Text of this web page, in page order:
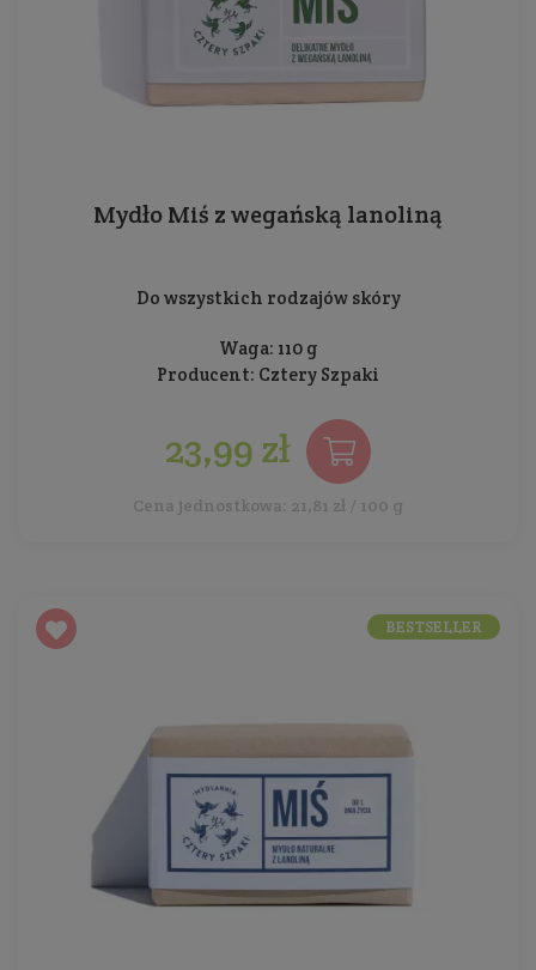
Mydło Miś z wegańską lanoliną
Do wszystkich rodzajów skóry
Waga: 110 g
Producent: Cztery Szpaki
23,99 zł
Cena jednostkowa: 21,81 zł / 100 g
BESTSELLER